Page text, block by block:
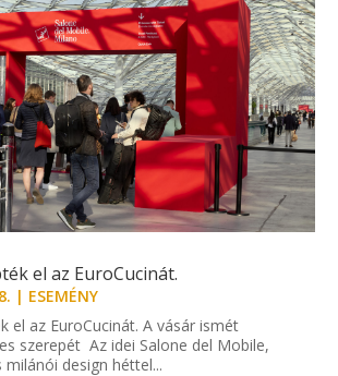
el az EuroCucinát.
| ESEMÉNY
el az EuroCucinát. A vásár ismét
szerepét Az idei Salone del Mobile,
design héttel...